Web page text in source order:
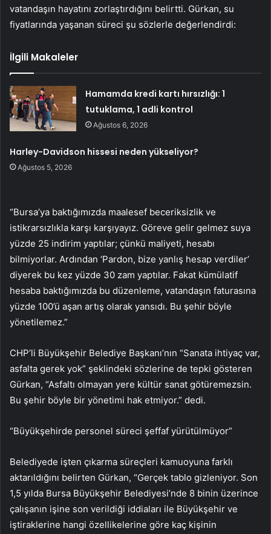
vatandaşın hayatını zorlaştırdığını belirtti. Gürkan, su
fiyatlarında yaşanan süreci şu sözlerle değerlendirdi:
İlgili Makaleler
Hamamda kredi kartı hırsızlığı: 1
tutuklama, 1 adli kontrol
Ağustos 6, 2026
Harley-Davidson hissesi neden yükseliyor?
Ağustos 5, 2026
“Bursa’ya baktığımızda maalesef beceriksizlik ve
istikrarsızlıkla karşı karşıyayız. Göreve gelir gelmez suya
yüzde 25 indirim yaptılar; çünkü maliyeti, hesabı
bilmiyorlar. Ardından ‘Pardon, bize yanlış hesap verdiler’
diyerek bu kez yüzde 30 zam yaptılar. Fakat kümülatif
hesaba baktığımızda bu düzenleme, vatandaşın faturasına
yüzde 100’ü aşan artış olarak yansıdı. Bu şehir böyle
yönetilemez.”
CHP’li Büyükşehir Belediye Başkanı’nın “Sanata ihtiyaç var,
asfalta gerek yok” şeklindeki sözlerine de tepki gösteren
Gürkan, “Asfaltı olmayan yere kültür sanat götüremezsin.
Bu şehir böyle bir yönetimi hak etmiyor.” dedi.
“Büyükşehirde personel süreci şeffaf yürütülmüyor”
Belediyede işten çıkarma süreçleri kamuoyuna farklı
aktarıldığını belirten Gürkan, “Gerçek tablo gizleniyor. Son
1,5 yılda Bursa Büyükşehir Belediyesi’nde 8 binin üzerince
çalışanın işine son verildiği iddiaları ile Büyükşehir ve
iştiraklerine hangi özellikelerine göre kaç kişinin